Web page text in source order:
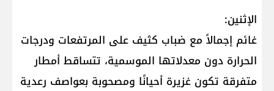
الإثنين:
غائم إجمالاً مع ضباب كثيف على المرتفعات ودرجات
الحرارة دون معدلاتها الموسمية، تتساقط أمطار
متفرقة تكون غزيرة أحيانًا ومصحوبة بعواصف رعدية